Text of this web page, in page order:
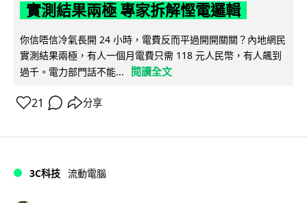
實測結果兩極 專家拆解慳電邏輯
你信唔信冷氣長開 24 小時，電費反而平過開開關關？內地網民
實測結果兩極，有人一個月電費只需 118 元人民幣，有人飆到
過千。電力部門話不能...
閱讀全文
21 分享
3C科技 流動電腦